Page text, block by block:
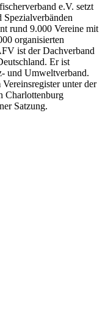
e.V. setzt
Spezialverbänden
rund 9.000 Vereine mit
organisierten
ist der Dachverband
Er ist
und Umweltverband.
unter der
Charlottenburg
Satzung.